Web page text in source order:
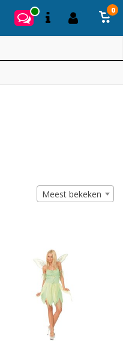
0
Meest bekeken